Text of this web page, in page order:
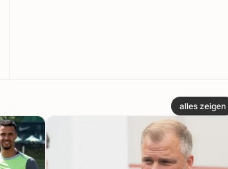
alles zeigen